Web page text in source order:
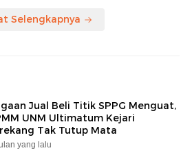
Selengkapnya
Jual Beli Titik SPPG Menguat,
UNM Ultimatum Kejari
Tak Tutup Mata
yang lalu